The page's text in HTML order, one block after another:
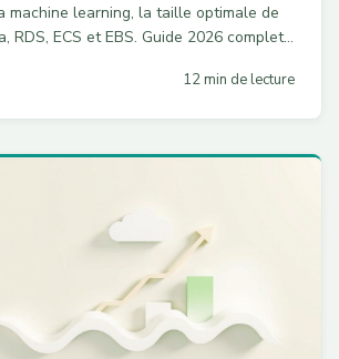
machine learning, la taille optimale de
RDS, ECS et EBS. Guide 2026 complet
12 min de lecture